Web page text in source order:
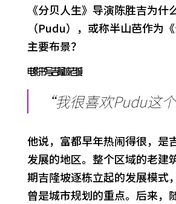
《分贝人生》导演陈胜吉为什
（Pudu），或称半山芭作为
主要布景？
电影书写吉隆坡老城
“我很喜欢Pudu这
他说，富都早年热闹得很，是
发展的地区。整个区域的老建
期吉隆坡逐栋立起的发展模式
曾是城市规划的重点。后来，